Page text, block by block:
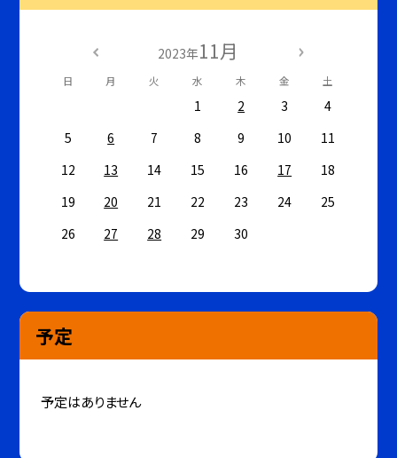
2023年11月
日 月 火 水 木 金 土
1 2 3
4
5
6 7 8 9 10
11
12
13 14 15 16 17
18
19
20 21 22 23 24
25
26
27 28 29 30
予定
予定はありません